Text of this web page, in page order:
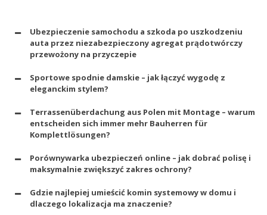
Ubezpieczenie samochodu a szkoda po uszkodzeniu
auta przez niezabezpieczony agregat prądotwórczy
przewożony na przyczepie
Sportowe spodnie damskie – jak łączyć wygodę z
eleganckim stylem?
Terrassenüberdachung aus Polen mit Montage – warum
entscheiden sich immer mehr Bauherren für
Komplettlösungen?
Porównywarka ubezpieczeń online – jak dobrać polisę i
maksymalnie zwiększyć zakres ochrony?
Gdzie najlepiej umieścić komin systemowy w domu i
dlaczego lokalizacja ma znaczenie?